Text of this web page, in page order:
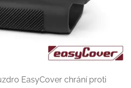
EasyCover chrání proti